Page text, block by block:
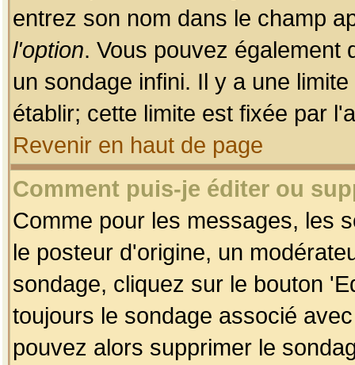
entrez son nom dans le champ
l'option. Vous pouvez également
un sondage infini. Il y a une
établir; cette limite est fixée par
Revenir en haut de page
Comment puis-je éditer ou
Comme pour les messages, les
le posteur d'origine, un
sondage, cliquez sur le bouton
toujours le sondage associé
pouvez alors supprimer le